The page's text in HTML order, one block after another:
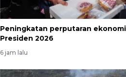
Peningkatan perputaran
Presiden 2026
6 jam lalu